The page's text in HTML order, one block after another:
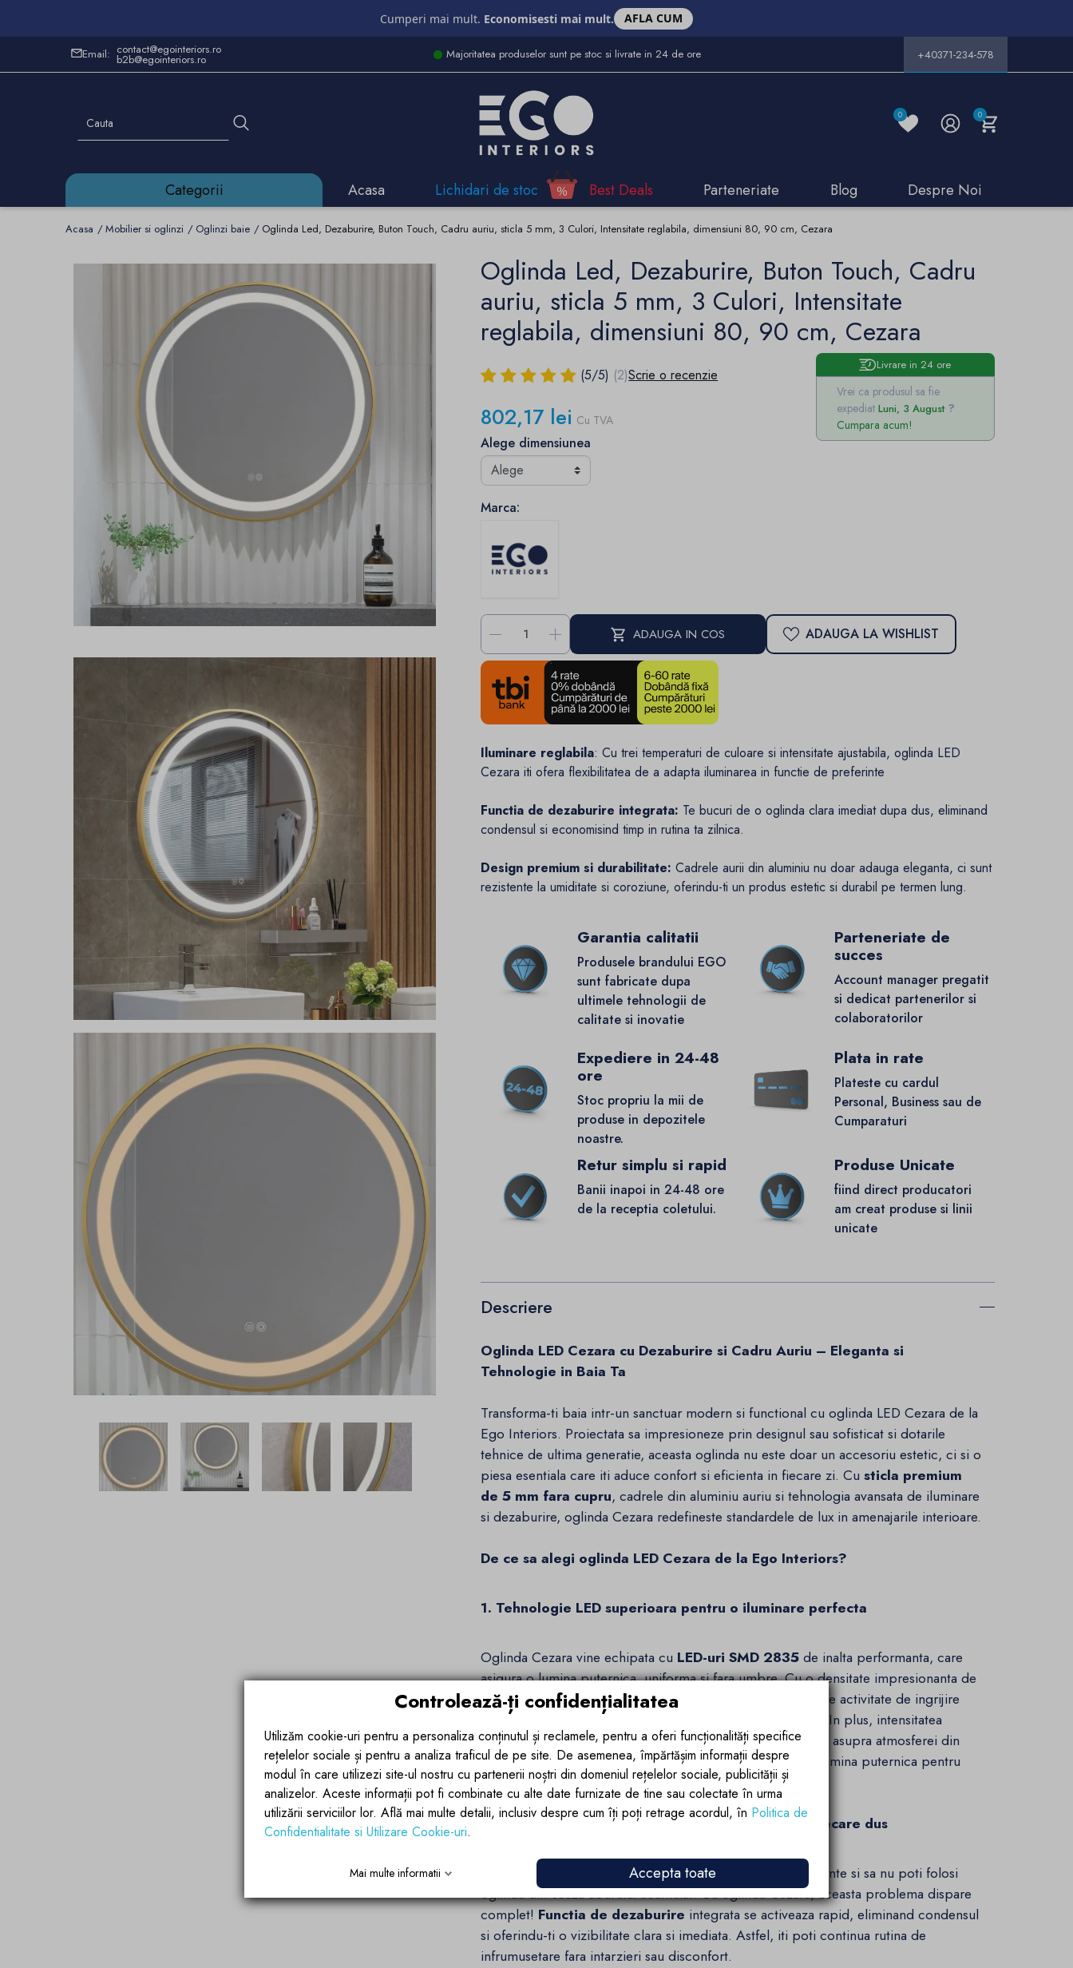
Cumperi mai mult. Economisesti mai mult. AFLA CUM
Email: contact@egointeriors.ro
b2b@egointeriors.ro Majoritatea produselor sunt pe stoc si livrate in 24 de ore +40371-234-578
0 0
Categorii Acasa Lichidari de stoc Best Deals Parteneriate Blog Despre Noi
Acasa Mobilier si oglinzi Oglinzi baie Oglinda Led, Dezaburire, Buton Touch, Cadru auriu, sticla 5 mm, 3 Culori, Intensitate reglabila, dimensiuni 80, 90 cm, Cezara
Oglinda Led, Dezaburire, Buton Touch, Cadru
auriu, sticla 5 mm, 3 Culori, Intensitate
reglabila, dimensiuni 80, 90 cm, Cezara
Livrare in 24 ore
Vrei ca produsul sa fie
expediat Luni, 3 August
Cumpara acum!
(5/5) (2)Scrie o recenzie
802,17 lei Cu TVA
Alege dimensiunea
Marca:
- + ADAUGA IN COS ADAUGA LA WISHLIST
Iluminare reglabila: Cu trei temperaturi de culoare si intensitate ajustabila, oglinda LED
Cezara iti ofera flexibilitatea de a adapta iluminarea in functie de preferinte
Functia de dezaburire integrata: Te bucuri de o oglinda clara imediat dupa dus, eliminand
condensul si economisind timp in rutina ta zilnica.
Design premium si durabilitate: Cadrele aurii din aluminiu nu doar adauga eleganta, ci sunt
rezistente la umiditate si coroziune, oferindu-ti un produs estetic si durabil pe termen lung.
Garantia calitatii
Produsele brandului EGO
sunt fabricate dupa
ultimele tehnologii de
calitate si inovatie
Parteneriate de
succes
Account manager pregatit
si dedicat partenerilor si
colaboratorilor
Expediere in 24-48
ore
Stoc propriu la mii de
produse in depozitele
noastre.
Plata in rate
Plateste cu cardul
Personal, Business sau de
Cumparaturi
Retur simplu si rapid
Banii inapoi in 24-48 ore
de la receptia coletului.
Produse Unicate
fiind direct producatori
am creat produse si linii
unicate
Descriere
Oglinda LED Cezara cu Dezaburire si Cadru Auriu – Eleganta si
Tehnologie in Baia Ta
Transforma-ti baia intr-un sanctuar modern si functional cu oglinda LED Cezara de la
Ego Interiors. Proiectata sa impresioneze prin designul sau sofisticat si dotarile
tehnice de ultima generatie, aceasta oglinda nu este doar un accesoriu estetic, ci si o
piesa esentiala care iti aduce confort si eficienta in fiecare zi. Custicla premium
de 5 mm fara cupru, cadrele din aluminiu auriu si tehnologia avansata de iluminare
si dezaburire, oglinda Cezara redefineste standardele de lux in amenajarile interioare.
De ce sa alegi oglinda LED Cezara de la Ego Interiors?
1. Tehnologie LED superioara pentru o iluminare perfecta
Oglinda Cezara vine echipata cu LED-uri SMD 2835de inalta performanta, care
asigura o lumina puternica, uniforma si fara umbre. Cu o densitate impresionanta de
120 LED-uri pe metru, lumina emisa este ideala pentru orice activitate de ingrijire
zilnica, fie ca este vorba de machiaj, barbierit sau coafare. In plus, intensitatea
luminii poate fi ajustata cu usurinta, oferindu-ti control total asupra atmosferei din
baie, fie ca preferi o lumina mai blanda si relaxanta sau o lumina puternica pentru
detalii precise.
2. Functia de dezaburire – Confort imediat dupa fiecare dus
Imagineaza-ti cat de frustrant este sa iesi dintr-un dus fierbinte si sa nu poti folosi
oglinda din cauza aburului acumulat. Cu oglinda Cezara, aceasta problema dispare
complet! Functia de dezaburire integrata se activeaza rapid, eliminand condensul
si oferindu-ti o vizibilitate clara si imediata. Astfel, iti poti continua rutina de
infrumusetare fara intarzieri sau disconfort.
Controlează-ți confidențialitatea
Utilizăm cookie-uri pentru a personaliza conținutul și reclamele, pentru a oferi funcționalități specifice
rețelelor sociale și pentru a analiza traficul de pe site. De asemenea, împărtășim informații despre
modul în care utilizezi site-ul nostru cu partenerii noștri din domeniul rețelelor sociale, publicității și
analizelor. Aceste informații pot fi combinate cu alte date furnizate de tine sau colectate în urma
utilizării serviciilor lor. Află mai multe detalii, inclusiv despre cum îți poți retrage acordul, în Politica de
Confidentialitate si Utilizare Cookie-uri.
Mai multe informatii Accepta toate